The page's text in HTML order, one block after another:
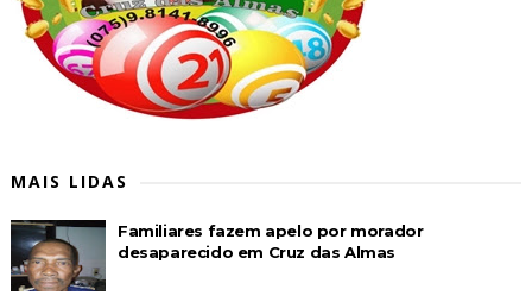
MAIS LIDAS
Familiares fazem apelo por morador
desaparecido em Cruz das Almas